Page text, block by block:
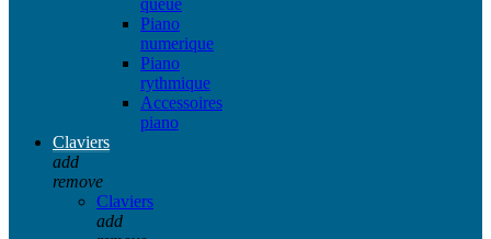
Piano
numerique
Piano
rythmique
Accessoires
piano
Claviers
add
remove
Claviers
add